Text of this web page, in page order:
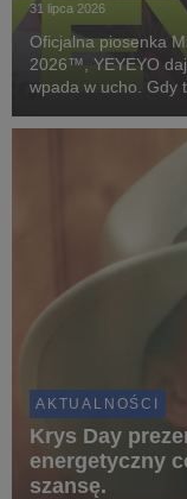
31 lipca 2026
Oficjalna piosenka
2026™, YEYEYO
wpada w ucho. Gdy
tego utworu!
AKTUALNOŚCI
Krys Day
energetyczny
szansę.